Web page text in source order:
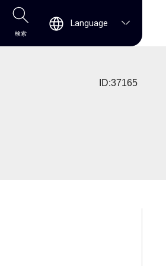
検索
Language
ID:37165